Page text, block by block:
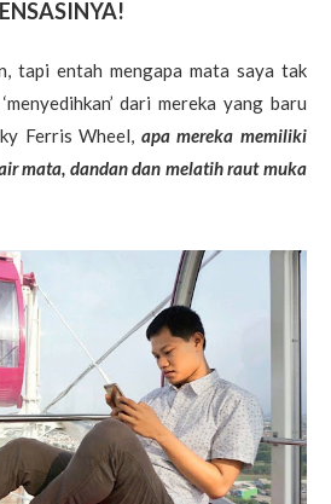
tapi entah mengapa mata saya tak
dari mereka yang baru
Ferris Wheel, apa mereka memiliki
mata, dandan dan melatih raut muka